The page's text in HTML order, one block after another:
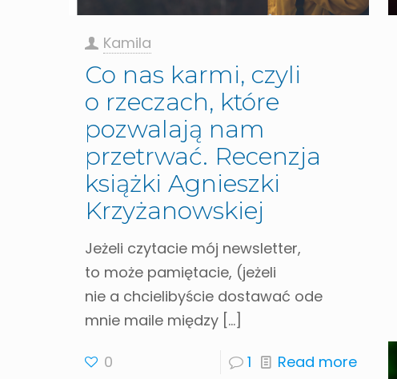
Kamila
Co nas karmi, czyli
o rzeczach, które
pozwalają nam
przetrwać. Recenzja
książki Agnieszki
Krzyżanowskiej
Jeżeli czytacie mój newsletter,
to może pamiętacie, (jeżeli
nie a chcielibyście dostawać ode
mnie maile między[…]
0 1 Read more